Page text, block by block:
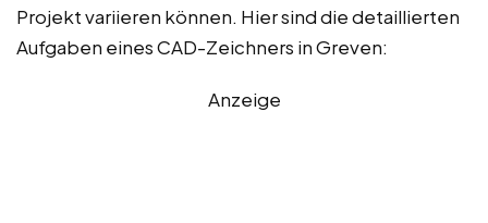
Projekt variieren können. Hier sind die detaillierten
Aufgaben eines CAD-Zeichners in Greven:
Anzeige